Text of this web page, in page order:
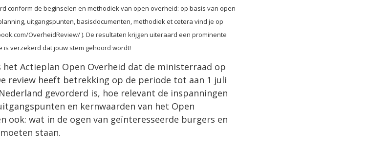
conform de beginselen en methodiek van open overheid: op basis van open
uitgangspunten, basisdocumenten, methodiek et cetera vind je op
OverheidReview/ ). De resultaten krijgen uiteraard een prominente
verzekerd dat jouw stem gehoord wordt!
Actieplan Open Overheid dat de ministerraad op
review heeft betrekking op de periode tot aan 1 juli
gevorderd is, hoe relevant de inspanningen
en kernwaarden van het Open
ook: wat in de ogen van geïnteresseerde burgers en
staan.